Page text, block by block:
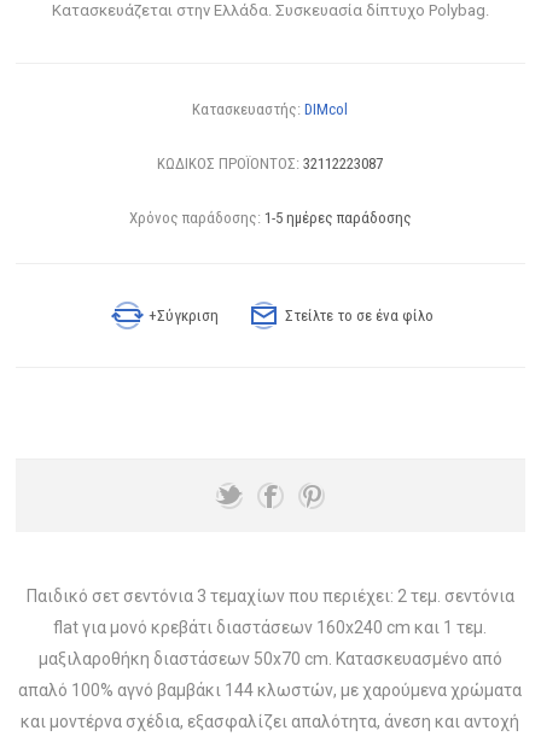
Κατασκευάζεται στην Ελλάδα. Συσκευασία δίπτυχο Polybag.
Κατασκευαστής: DIMcol
ΚΩΔΙΚΟΣ ΠΡΟΪΟΝΤΟΣ: 32112223087
Χρόνος παράδοσης: 1-5 ημέρες παράδοσης
+Σύγκριση Στείλτε το σε ένα φίλο
Παιδικό σετ σεντόνια 3 τεμαχίων που περιέχει: 2 τεμ. σεντόνια
flat για μονό κρεβάτι διαστάσεων 160x240 cm και 1 τεμ.
μαξιλαροθήκη διαστάσεων 50x70 cm. Κατασκευασμένο από
απαλό 100% αγνό βαμβάκι 144 κλωστών, με χαρούμενα χρώματα
και μοντέρνα σχέδια, εξασφαλίζει απαλότητα, άνεση και αντοχή